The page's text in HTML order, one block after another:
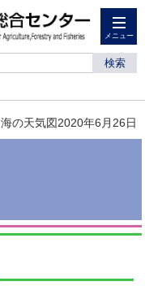
メニュー
検索
海の天気図2020年6月26日